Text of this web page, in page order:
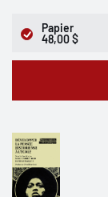
Papier
48,00 $